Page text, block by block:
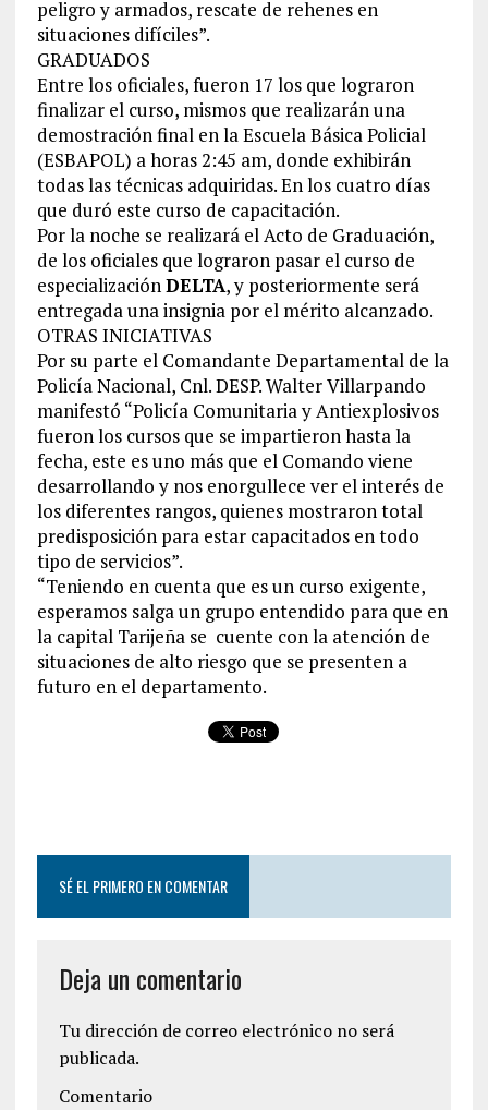
peligro y armados, rescate de rehenes en
situaciones difíciles”.
GRADUADOS
Entre los oficiales, fueron 17 los que lograron
finalizar el curso, mismos que realizarán una
demostración final en la Escuela Básica Policial
(ESBAPOL) a horas 2:45 am, donde exhibirán
todas las técnicas adquiridas. En los cuatro días
que duró este curso de capacitación.
Por la noche se realizará el Acto de Graduación,
de los oficiales que lograron pasar el curso de
especializaciónDELTA, y posteriormente será
entregada una insignia por el mérito alcanzado.
OTRAS INICIATIVAS
Por su parte el Comandante Departamental de la
Policía Nacional, Cnl. DESP. Walter Villarpando
manifestó “Policía Comunitaria y Antiexplosivos
fueron los cursos que se impartieron hasta la
fecha, este es uno más que el Comando viene
desarrollando y nos enorgullece ver el interés de
los diferentes rangos, quienes mostraron total
predisposición para estar capacitados en todo
tipo de servicios”.
“Teniendo en cuenta que es un curso exigente,
esperamos salga un grupo entendido para que en
la capital Tarijeña se cuente con la atención de
situaciones de alto riesgo que se presenten a
futuro en el departamento.
SÉ EL PRIMERO EN COMENTAR
Deja un comentario
Tu dirección de correo electrónico no será
publicada.
Comentario